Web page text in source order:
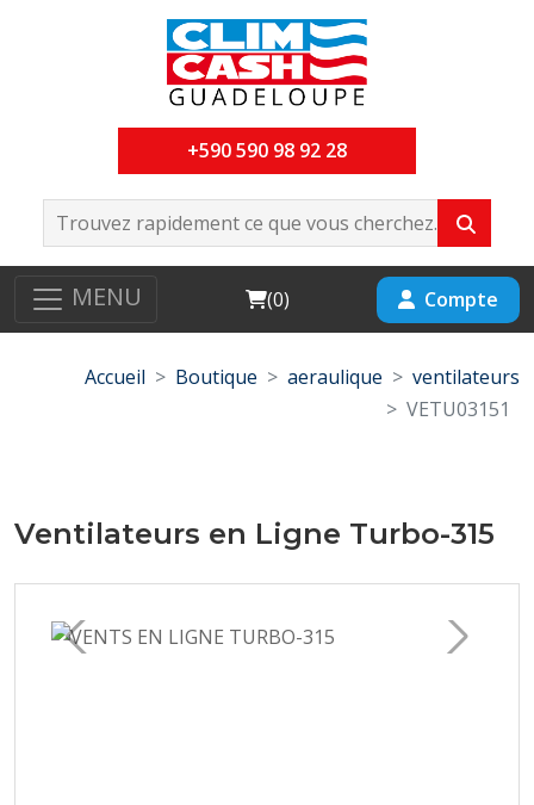
+590 590 98 92 28
MENU Cart
(0) Compte
Accueil Boutique aeraulique
ventilateurs
VETU03151
Ventilateurs en Ligne Turbo-315